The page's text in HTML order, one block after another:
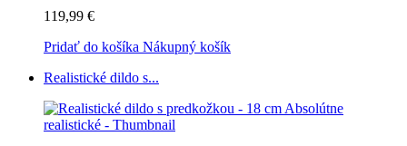
119,99 €
Pridať do košíka Nákupný košík
Realistické dildo s...